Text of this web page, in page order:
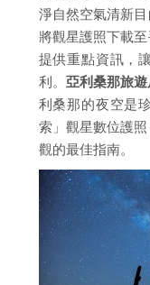
淨自然空氣清新
將觀星護照下載
提供重點資訊，
利。 亞利桑那旅
利桑那的夜空是
索」觀星數位護
觀的最佳指南。